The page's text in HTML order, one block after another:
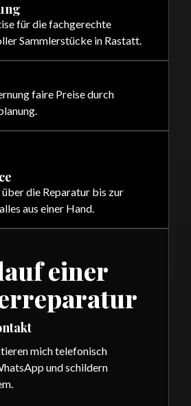
für die fachgerechte
Sammlerstücke in Rastatt.
faire Preise durch
die Reparatur bis zur
aus einer Hand.
einer
mich telefonisch
und schildern